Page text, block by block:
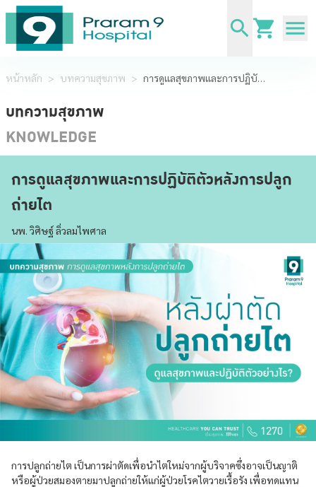
หน้าหลัก > บทความสุขภาพ > การดูแลสุขภาพและการปฏิบัติตัวหลังการปลูกถ่ายไต
บทความสุขภาพ
KNOWLEDGE
การดูแลสุขภาพและการปฏิบัติตัวหลังการปลูก
ถ่ายไต
นพ. วิศิษฐ์ ลิ่วลมไพศาล
การปลูกถ่ายไต เป็นการผ่าตัดเพื่อนำไตใหม่จากผู้บริจาคซึ่งอาจเป็นญาติ
หรือผู้ป่วยสมองตายมาปลูกถ่ายให้แก่ผู้ป่วยโรคไตวายเรื้อรัง เพื่อทดแทน